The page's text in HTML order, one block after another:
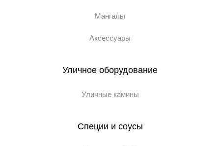
Мангалы
Аксессуары
Уличное оборудование
Уличные камины
Специи и соусы